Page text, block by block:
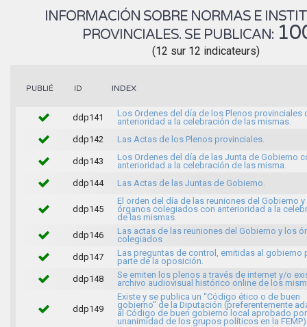
INFORMACIÓN SOBRE NORMAS E
PROVINCIALES. SE PUBLICAN:
(12 sur 12 indicateurs)
PUBLIÉ ID INDEX
ddp141
Los Ordenes del día de los Plenos provinciales
anterioridad a la celebración de las mismas.
ddp142
Las Actas de los Plenos provinciales.
ddp143
Los Ordenes del día de las Junta de Gobierno
anterioridad a la celebración de las misma.
ddp144
Las Actas de las Juntas de Gobierno.
ddp145
El orden del día de las reuniones del Gobierno
órganos colegiados con anterioridad a la
de las mismas.
ddp146
Las actas de las reuniones del Gobierno y los
colegiados
ddp147
Las preguntas de control, emitidas al gobierno
parte de la oposición.
ddp148
Se emiten los plenos a través de internet y/o
archivo audiovisual histórico online de los
ddp149
Existe y se publica un “Código ético o de buen
gobierno" de la Diputación (preferentemente
al Código de buen gobierno local aprobado por
unanimidad de los grupos políticos en la